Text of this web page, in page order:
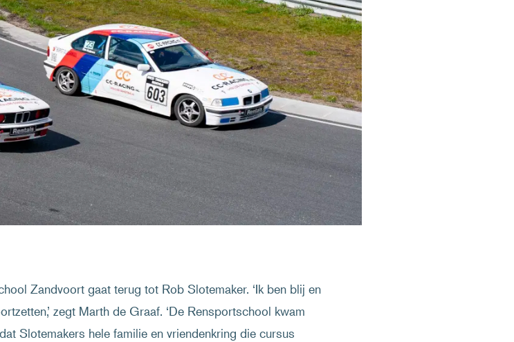
Zandvoort gaat terug tot Rob Slotemaker. ‘Ik ben blij en
zegt Marth de Graaf. ‘De Rensportschool kwam
Slotemakers hele familie en vriendenkring die cursus